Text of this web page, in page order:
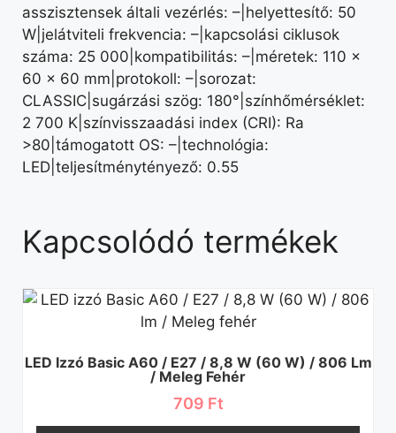
asszisztensek általi vezérlés: –|helyettesítő: 50
W|jelátviteli frekvencia: –|kapcsolási ciklusok
száma: 25 000|kompatibilitás: –|méretek: 110 ×
60 × 60 mm|protokoll: –|sorozat:
CLASSIC|sugárzási szög: 180°|színhőmérséklet:
2 700 K|színvisszaadási index (CRI): Ra
>80|támogatott OS: –|technológia:
LED|teljesítménytényező: 0.55
Kapcsolódó termékek
LED Izzó Basic A60 / E27 / 8,8 W (60 W) / 806 Lm
/ Meleg Fehér
709 Ft